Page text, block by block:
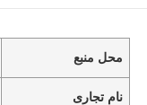
محل منبع
نام تجاری